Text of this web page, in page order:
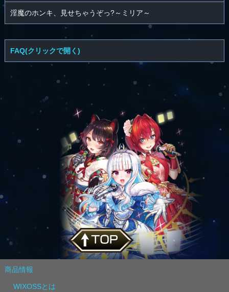
淫魔のホンキ、見せちゃうぞっ?～ミリア～
FAQ(クリックで開く)
商品情報
WIXOSSとは